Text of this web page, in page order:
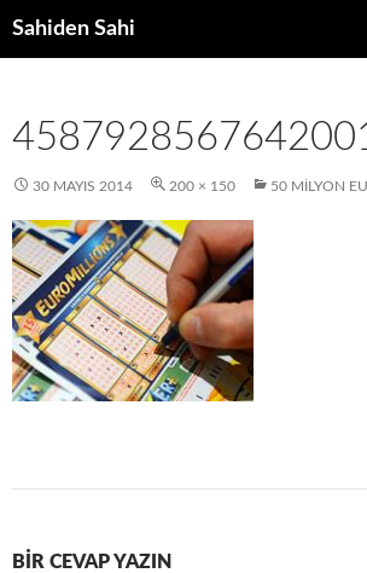
Sahiden Sahi
30 MAYIS 2014 200 × 150 50 MILYON
BIR CEVAP YAZIN